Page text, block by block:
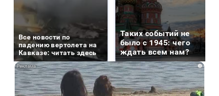
Все новости по
падению вертолета на
Кавказе: читать здесь
Таких событий не
было с 1945: чего
ждать всем нам?
i